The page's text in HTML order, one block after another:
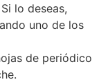
lo deseas,
uno de los
de periódico